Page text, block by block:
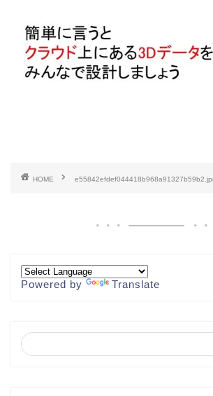
HOME
Powered by Translate